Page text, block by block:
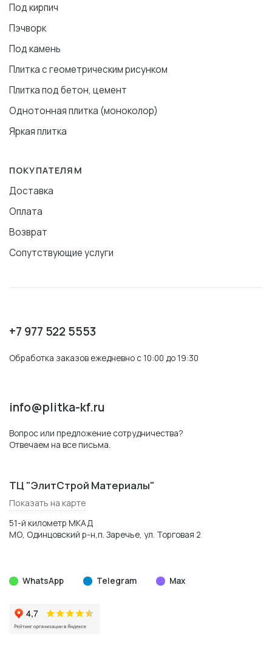
Под кирпич
Пэчворк
Под камень
Плитка с геометрическим рисунком
Плитка под бетон, цемент
Однотонная плитка (моноколор)
Яркая плитка
ПОКУПАТЕЛЯМ
Доставка
Оплата
Возврат
Сопутствующие услуги
+7 977 522 5553
Обработка заказов ежедневно с 10:00 до 19:30
info@plitka-kf.ru
Вопрос или предложение сотрудничества?
Отвечаем на все письма.
ТЦ "ЭлитСтрой Материалы"
Показать на карте
51-й километр МКАД
МО, Одинцовский р-н,п. Заречье, ул. Торговая 2
WhatsApp Telegram Max